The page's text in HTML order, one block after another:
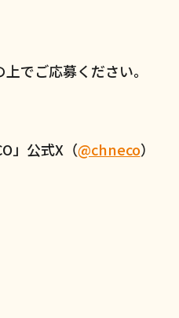
でご応募ください。
」公式X（@chneco）